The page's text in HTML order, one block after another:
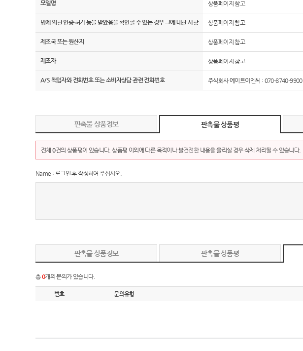
모델명 상품페이지 참고
법에 의한 인증·허가 등을 받았음을 확인할 수 있는 경우 그에 대한 사항 상품페이지 참고
제조국 또는 원산지 상품페이지 참고
제조자 상품페이지 참고
A/S 책임자와 전화번호 또는 소비자상담 관련 전화번호 주식회사 에이트이엔씨 : 070-8740-9900
판촉물 상품정보 판촉물 상품평
전체0건의 상품평이 있습니다. 상품평 이외에 다른 목적이나 불건전한 내용을 올리실 경우 삭제 처리될 수 있습니다.
Name : 로그인 후 작성하여 주십시오.
판촉물 상품정보 판촉물 상품평
총0개의 문의가 있습니다.
번호 문의유형